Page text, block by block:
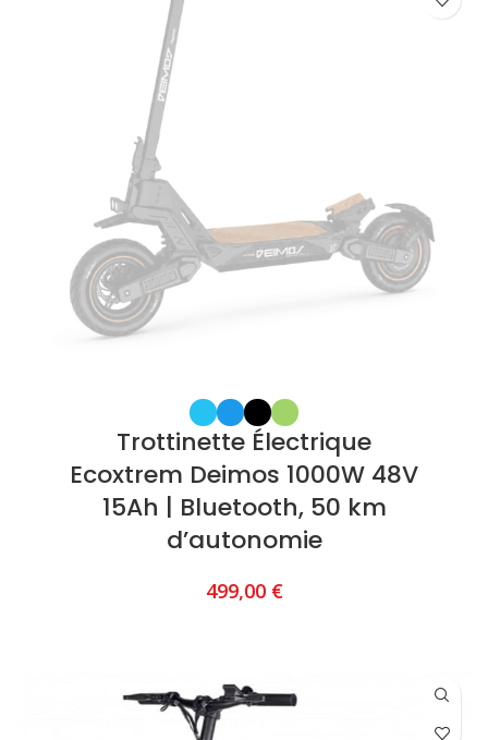
Trottinette Électrique
Ecoxtrem Deimos 1000W 48V
15Ah | Bluetooth, 50 km
d’autonomie
499,00 €